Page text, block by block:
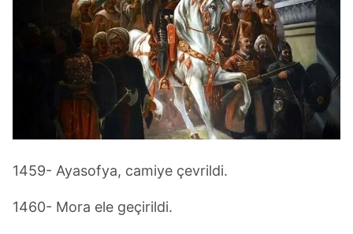
1459- Ayasofya, camiye çevrildi.
1460- Mora ele geçirildi.